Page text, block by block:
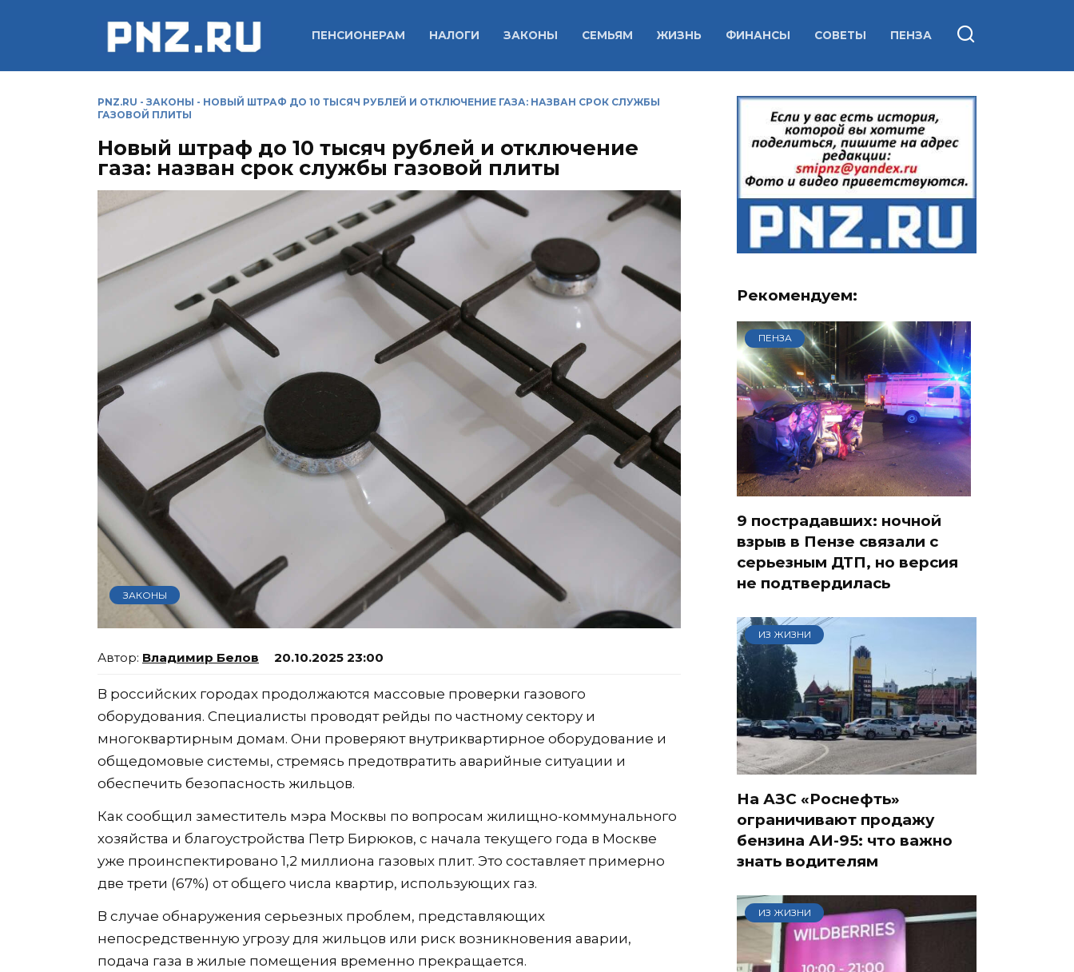
ПЕНСИОНЕРАМ НАЛОГИ ЗАКОНЫ СЕМЬЯМ ЖИЗНЬ ФИНАНСЫ СОВЕТЫ ПЕНЗА
PNZ.RU - ЗАКОНЫ - НОВЫЙ ШТРАФ ДО 10 ТЫСЯЧ РУБЛЕЙ И ОТКЛЮЧЕНИЕ ГАЗА: НАЗВАН СРОК СЛУЖБЫ
ГАЗОВОЙ ПЛИТЫ
Новый штраф до 10 тысяч рублей и отключение
газа: назван срок службы газовой плиты
ЗАКОНЫ
Владимир Белов 20.10.2025 23:00
В российских городах продолжаются массовые проверки газового
оборудования. Специалисты проводят рейды по частному сектору и
многоквартирным домам. Они проверяют внутриквартирное оборудование и
общедомовые системы, стремясь предотвратить аварийные ситуации и
обеспечить безопасность жильцов.
Как сообщил заместитель мэра Москвы по вопросам жилищно-коммунального
хозяйства и благоустройства Петр Бирюков, с начала текущего года в Москве
уже проинспектировано 1,2 миллиона газовых плит. Это составляет примерно
две трети (67%) от общего числа квартир, использующих газ.
В случае обнаружения серьезных проблем, представляющих
непосредственную угрозу для жильцов или риск возникновения аварии,
подача газа в жилые помещения временно прекращается.
Рекомендуем:
ПЕНЗА
9 пострадавших: ночной
взрыв в Пензе связали с
серьезным ДТП, но версия
не подтвердилась
ИЗ ЖИЗНИ
На АЗС «Роснефть»
ограничивают продажу
бензина АИ-95: что важно
знать водителям
ИЗ ЖИЗНИ